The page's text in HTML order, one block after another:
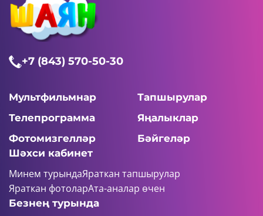
+7 (843) 570-50-30
Мультфильмнар
Тапшырулар
Телепрограмма
Яңалыклар
Фотомизгелләр
Бәйгеләр
Шәхси кабинет
Минем турындаЯраткан тапшырулар
Яраткан фотоларАта-аналар өчен
Безнең турында